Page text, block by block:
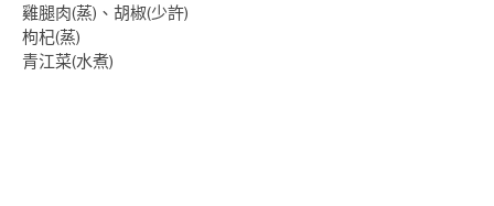
雞腿肉(蒸)、胡椒(少許)
枸杞(蒸)
青江菜(水煮)